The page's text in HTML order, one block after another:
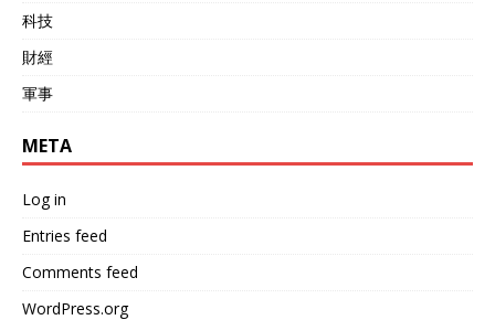
科技
財經
軍事
META
Log in
Entries feed
Comments feed
WordPress.org